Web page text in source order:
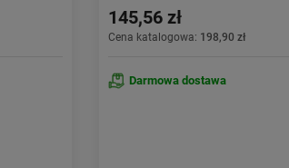
145,56 zł
Cena katalogowa: 198,90 zł
Darmowa dostawa